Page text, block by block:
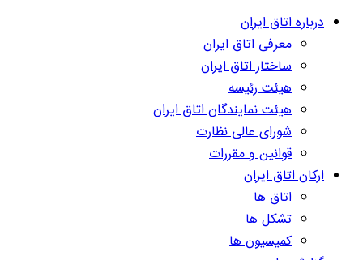
درباره اتاق ایران
معرفی اتاق ایران
ساختار اتاق ایران
هیئت رئیسه
هیئت نمایندگان اتاق ایران
شورای عالی نظارت
قوانین و مقررات
ارکان اتاق ایران
اتاق ها
تشکل ها
کمیسیون ها